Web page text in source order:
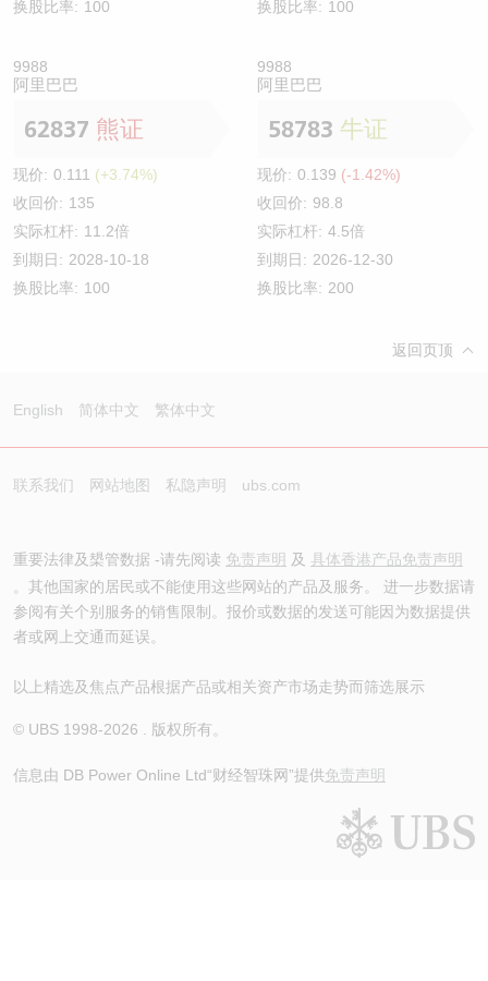
换股比率: 100
换股比率: 100
9988
阿里巴巴
62837 熊证
现价: 0.111 (+3.74%)
收回价: 135
实际杠杆: 11.2倍
到期日: 2028-10-18
换股比率: 100
9988
阿里巴巴
58783 牛证
现价: 0.139 (-1.42%)
收回价: 98.8
实际杠杆: 4.5倍
到期日: 2026-12-30
换股比率: 200
返回页顶
English 简体中文 繁体中文
联系我们 网站地图 私隐声明 ubs.com
重要法律及槼管数据 -请先阅读 免责声明 及 具体香港产品免责声明
。其他国家的居民或不能使用这些网站的产品及服务。 进一步数据请
参阅有关个别服务的销售限制。报价或数据的发送可能因为数据提供
者或网上交通而延误。
以上精选及焦点产品根据产品或相关资产市场走势而筛选展示
© UBS 1998-2026 . 版权所有。
信息由 DB Power Online Ltd“财经智珠网”提供免责声明